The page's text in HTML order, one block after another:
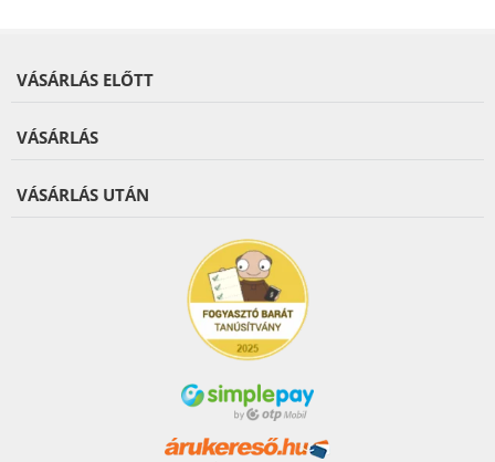
VÁSÁRLÁS ELŐTT
VÁSÁRLÁS
VÁSÁRLÁS UTÁN